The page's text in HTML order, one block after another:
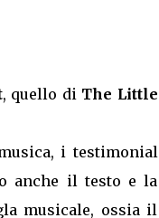
, quello di The Little
i testimonial
anche il testo e la
musicale, ossia il